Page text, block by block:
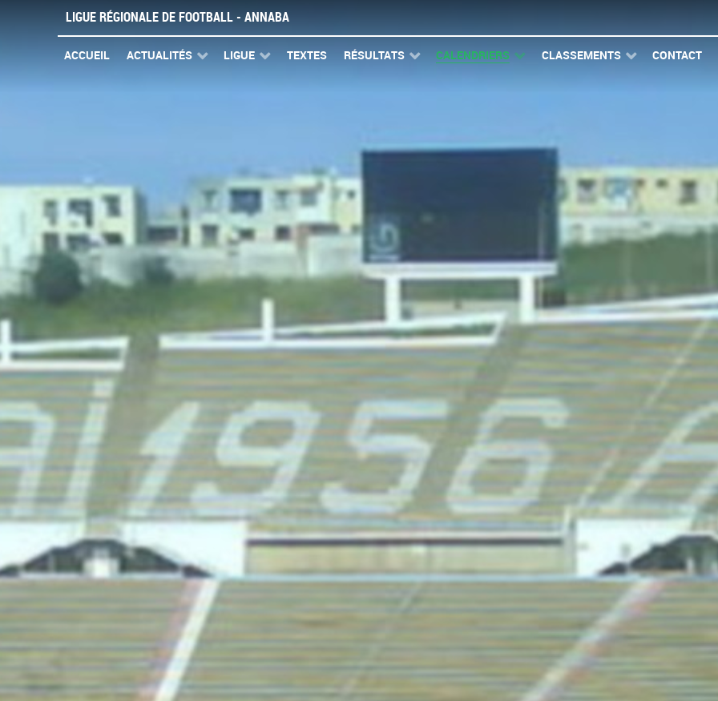
LIGUE RÉGIONALE DE FOOTBALL - ANNABA
ACCUEIL ACTUALITÉS LIGUE TEXTES RÉSULTATS CALENDRIERS CLASSEMENTS CONTACT